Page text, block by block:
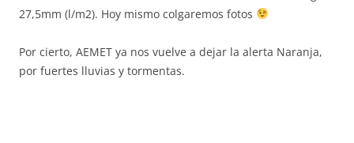
27,5mm (l/m2). Hoy mismo colgaremos fotos
Por cierto, AEMET ya nos vuelve a dejar la alerta Naranja,
por fuertes lluvias y tormentas.